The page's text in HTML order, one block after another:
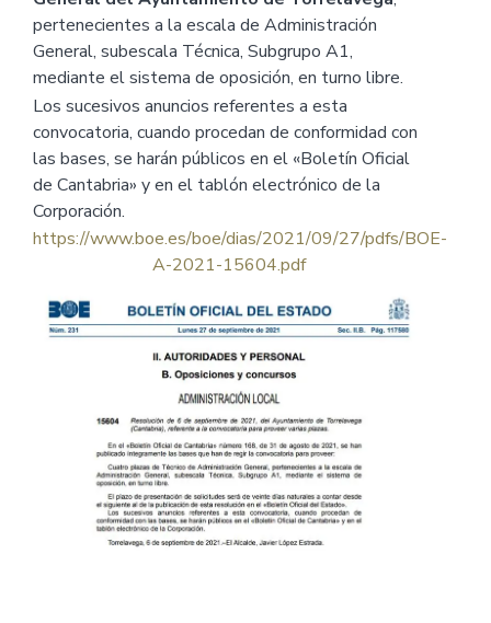
pertenecientes a la escala de Administración
General, subescala Técnica, Subgrupo A1,
mediante el sistema de oposición, en turno libre.
Los sucesivos anuncios referentes a esta
convocatoria, cuando procedan de conformidad con
las bases, se harán públicos en el «Boletín Oficial
de Cantabria» y en el tablón electrónico de la
Corporación.
https://www.boe.es/boe/dias/2021/09/27/pdfs/BOE-
A-2021-15604.pdf